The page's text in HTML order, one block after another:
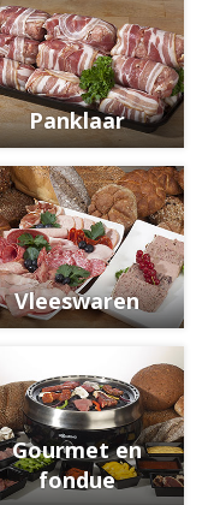
Panklaar
Vleeswaren
Gourmet en
fondue